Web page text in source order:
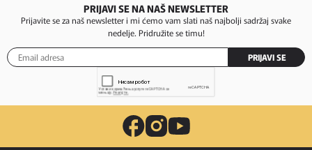
PRIJAVI SE NA NAŠ NEWSLETTER
Prijavite se za naš newsletter i mi ćemo vam slati naš najbolji sadržaj svake
nedelje. Pridružite se timu!
PRIJAVI SE